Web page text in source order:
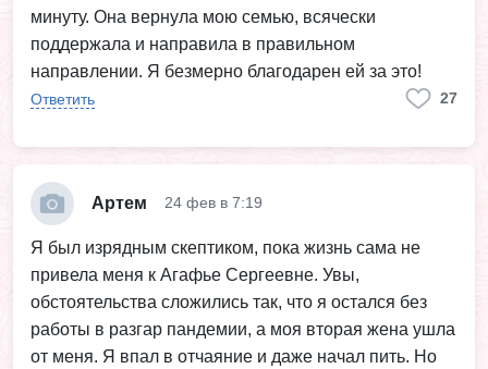
минуту. Она вернула мою семью, всячески
поддержала и направила в правильном
направлении. Я безмерно благодарен ей за это!
Ответить 27
Артем 24 фев в 7:19
Я был изрядным скептиком, пока жизнь сама не
привела меня к Агафье Сергеевне. Увы,
обстоятельства сложились так, что я остался без
работы в разгар пандемии, а моя вторая жена ушла
от меня. Я впал в отчаяние и даже начал пить. Но